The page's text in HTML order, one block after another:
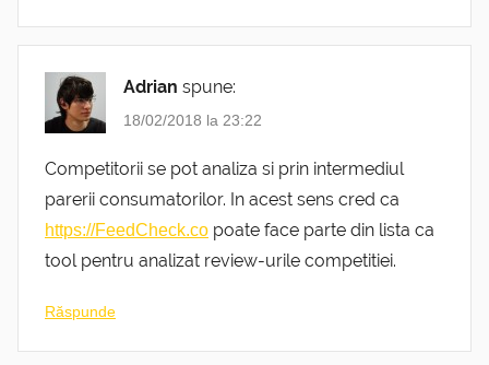
Adrian spune:
18/02/2018 la 23:22
Competitorii se pot analiza si prin intermediul
parerii consumatorilor. In acest sens cred ca
https://FeedCheck.co poate face parte din lista ca
tool pentru analizat review-urile competitiei.
Răspunde